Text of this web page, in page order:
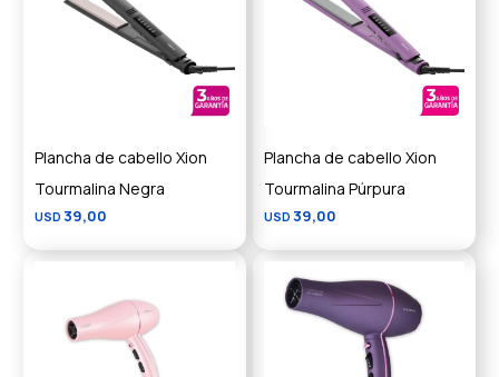
Plancha de cabello Xion
Tourmalina Negra
USD 39,00
Plancha de cabello Xion
Tourmalina Púrpura
USD 39,00